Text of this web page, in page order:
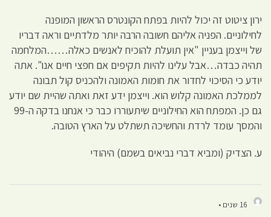
ירון ציטוט זה יכול להיות בפתח הקונטרס הראשון המופנה
לחילוניים. הפניה אליהם חשובה הרבה יותר מלדתיים וראה דבריו
של וייצמן בעניין "אין תועלת להוכיח לאנשים כאלה……המלחמה
תהיה כבדה…אבל עלינו להיות תקיפים אם חפצי חיים אנו". אתה
יודע כי הסיכוי לחדור את חומות האמונה ולהכניס קול תבונה
לממלכת האמונה קלוש הוא. וייצמן ידע זאת ואתה שהיית שם יודע
גם כן. המפתח הוא החילוניים שיתעוררו כבר כי אנחנו בדקה ה-99
והמסך עומד לרדת והחשיכה תשתלט על הארץ הטובה.
ע. הצדיק (ומביא דברי נביאים בשמם) היהודי
16 שנים •